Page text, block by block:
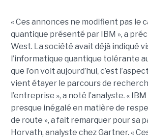
« Ces annonces ne modifient pas le
quantique présenté par IBM », a
West. La société avait déjà indiqué
l’informatique quantique tolérante
que l’on voit aujourd’hui, c’est
vient étayer le parcours de
l’entreprise », a noté l’analyste. «
presque inégalé en matière de
de route », a fait remarquer pour sa
Horvath, analyste chez Gartner. «